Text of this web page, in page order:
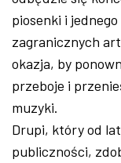
piosenki i
zagranicznych
okazja, by
przeboje i
muzyki.
Drupi, który od
publiczności,